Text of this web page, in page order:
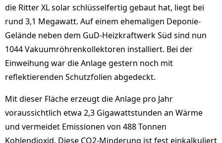
die Ritter XL solar schlüsselfertig gebaut hat, liegt bei
rund 3,1 Megawatt. Auf einem ehemaligen Deponie-
Gelände neben dem GuD-Heizkraftwerk Süd sind nun
1044 Vakuumröhrenkollektoren installiert. Bei der
Einweihung war die Anlage gestern noch mit
reflektierenden Schutzfolien abgedeckt.
Mit dieser Fläche erzeugt die Anlage pro Jahr
voraussichtlich etwa 2,3 Gigawattstunden an Wärme
und vermeidet Emissionen von 488 Tonnen
Kohlendioxid. Diese CO2-Minderung ist fest einkalkuliert